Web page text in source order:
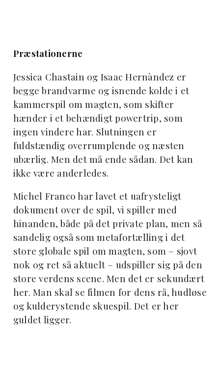
Præstationerne
Jessica Chastain og Isaac Hernàndez er
begge brandvarme og isnende kolde i et
kammerspil om magten, som skifter
hænder i et behændigt powertrip, som
ingen vindere har. Slutningen er
fuldstændig overrumplende og næsten
ubærlig. Men det må ende sådan. Det kan
ikke være anderledes.
Michel Franco har lavet et uafrysteligt
dokument over de spil, vi spiller med
hinanden, både på det private plan, men så
sandelig også som metafortælling i det
store globale spil om magten, som – sjovt
nok og ret så aktuelt – udspiller sig på den
store verdens scene. Men det er sekundært
her. Man skal se filmen for dens rå, hudløse
og kulderystende skuespil. Det er her
guldet ligger.